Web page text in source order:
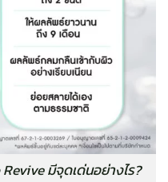
มีจุดเด่นอย่างไร?